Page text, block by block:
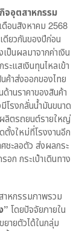
จอุตสาหกรรม
อนสิงหาคม 2568
ดียวกันของปีก่อน
ป็นผลมาจากค่าเงิน
ะแสเงินทุนไหลเข้า
ค้าส่งออกของไทย
านราคาของสินค้า
โรงกลั่นน้ำมันขนาด
ลิตรถยนต์รายใหญ่
ตั้งใหม่ที่โรงงานอีก
ชะลอตัว ส่งผลกระ
ก กระเป๋าเดินทาง
าหกรรมภาพรวม
” โดยปัจจัยภายใน
ายตัวได้ในกลุ่ม